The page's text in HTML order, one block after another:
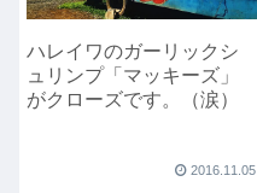
ハレイワのガーリックシ
ュリンプ「マッキーズ」
がクローズです。（涙）
2016.11.05